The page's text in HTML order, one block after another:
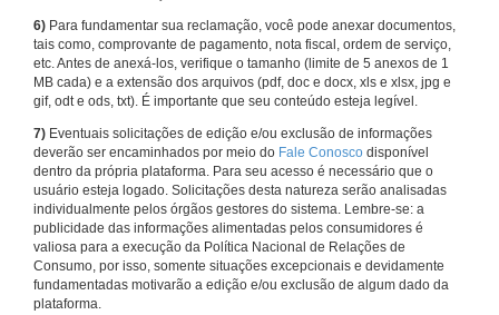
6) Para fundamentar sua reclamação, você pode anexar documentos,
tais como, comprovante de pagamento, nota fiscal, ordem de serviço,
etc. Antes de anexá-los, verifique o tamanho (limite de 5 anexos de 1
MB cada) e a extensão dos arquivos (pdf, doc e docx, xls e xlsx, jpg e
gif, odt e ods, txt). É importante que seu conteúdo esteja legível.
7) Eventuais solicitações de edição e/ou exclusão de informações
deverão ser encaminhados por meio do Fale Conosco disponível
dentro da própria plataforma. Para seu acesso é necessário que o
usuário esteja logado. Solicitações desta natureza serão analisadas
individualmente pelos órgãos gestores do sistema. Lembre-se: a
publicidade das informações alimentadas pelos consumidores é
valiosa para a execução da Política Nacional de Relações de
Consumo, por isso, somente situações excepcionais e devidamente
fundamentadas motivarão a edição e/ou exclusão de algum dado da
plataforma.